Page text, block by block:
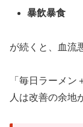
暴飲暴食
が続くと、血流
「毎日ラーメ
人は改善の余地